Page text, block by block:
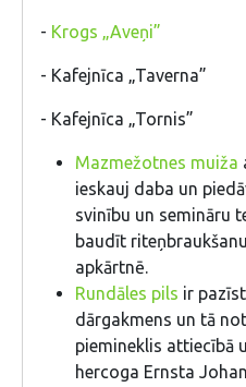
- Krogs „Aveņi”
- Kafejnīca „Taverna”
- Kafejnīca „Tornis”
Mazmežotnes muiža
ieskauj daba un
svinību un semināru
baudīt
apkārtnē.
Rundāles pils ir
dārgakmens un tā
piemineklis attiecībā
hercoga Ernsta